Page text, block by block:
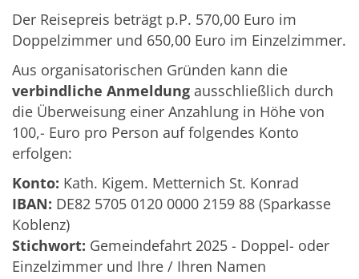
Der Reisepreis beträgt p.P. 570,00 Euro im
Doppelzimmer und 650,00 Euro im Einzelzimmer.
Aus organisatorischen Gründen kann die
verbindliche Anmeldung ausschließlich durch
die Überweisung einer Anzahlung in Höhe von
100,- Euro pro Person auf folgendes Konto
erfolgen:
Konto: Kath. Kigem. Metternich St. Konrad
IBAN: DE82 5705 0120 0000 2159 88 (Sparkasse
Koblenz)
Stichwort: Gemeindefahrt 2025 - Doppel- oder
Einzelzimmer und Ihre / Ihren Namen